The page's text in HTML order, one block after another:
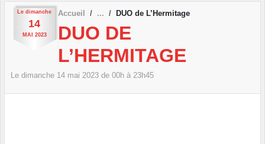
Le dimanche
14
MAI 2023
Accueil DUO de L’Hermitage
DUO DE
L’HERMITAGE
Le dimanche 14 mai 2023 de 00h à 23h45